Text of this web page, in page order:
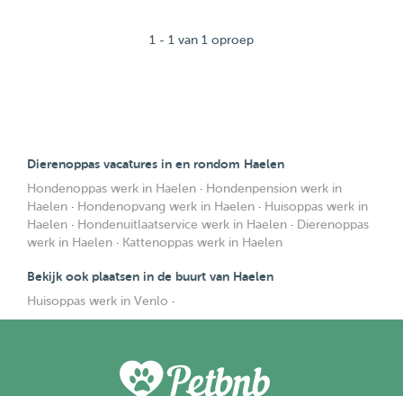
1 - 1 van 1 oproep
Dierenoppas vacatures in en rondom Haelen
Hondenoppas werk in Haelen · Hondenpension werk in
Haelen · Hondenopvang werk in Haelen · Huisoppas werk in
Haelen · Hondenuitlaatservice werk in Haelen · Dierenoppas
werk in Haelen · Kattenoppas werk in Haelen
Bekijk ook plaatsen in de buurt van Haelen
Huisoppas werk in Venlo ·